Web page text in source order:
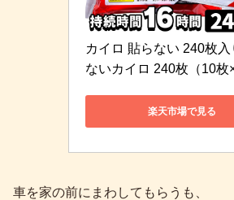
カイロ 貼らない 240枚入
ないカイロ 240枚（10枚
楽天市場で見る
車を家の前にまわしてもらうも、